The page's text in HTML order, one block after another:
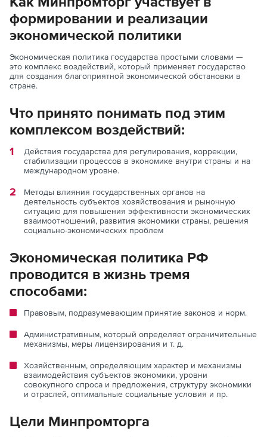
формировании и реализации
экономической политики
Экономическая политика государства простыми словами —
это комплекс воздействий, который применяет государство
для создания благоприятной экономической обстановки в
стране.
Что принято понимать под этим
комплексом воздействий:
Действия государства для регулирования, коррекции,
стабилизации процессов в экономике внутри страны и на
международном уровне.
Методы влияния государственных органов на
деятельность субъектов хозяйствования и рыночную
ситуацию для повышения эффективности экономических
взаимоотношений, развития экономики страны, решения
социально-экономических проблем
Экономическая политика РФ
проводится в жизнь тремя
способами:
Правовым, подразумевающим принятие законов и норм.
Административным, который определяет ограничительные
механизмы, меры лицензирования и т. д.
Хозяйственным, определяющим характер и механизмы
взаимодействия субъектов экономики, уровни
совокупного спроса и предложения, структуру экономики
и отраслей, оптимальные социальные условия и пр.
Цели Минпромторга